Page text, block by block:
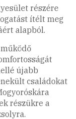
részére
ítélt meg
alapból.
újabb
családokat
részükre a